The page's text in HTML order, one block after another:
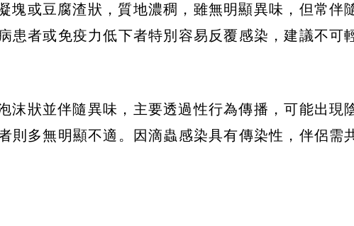
塊或豆腐渣狀，質地濃稠，雖無明顯異味，但常伴
患者或免疫力低下者特別容易反覆感染，建議不可
沫狀並伴隨異味，主要透過性行為傳播，可能出現
則多無明顯不適。因滴蟲感染具有傳染性，伴侶需